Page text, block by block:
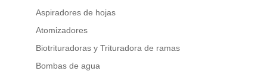
Aspiradores de hojas
Atomizadores
Biotrituradoras y Trituradora de ramas
Bombas de agua